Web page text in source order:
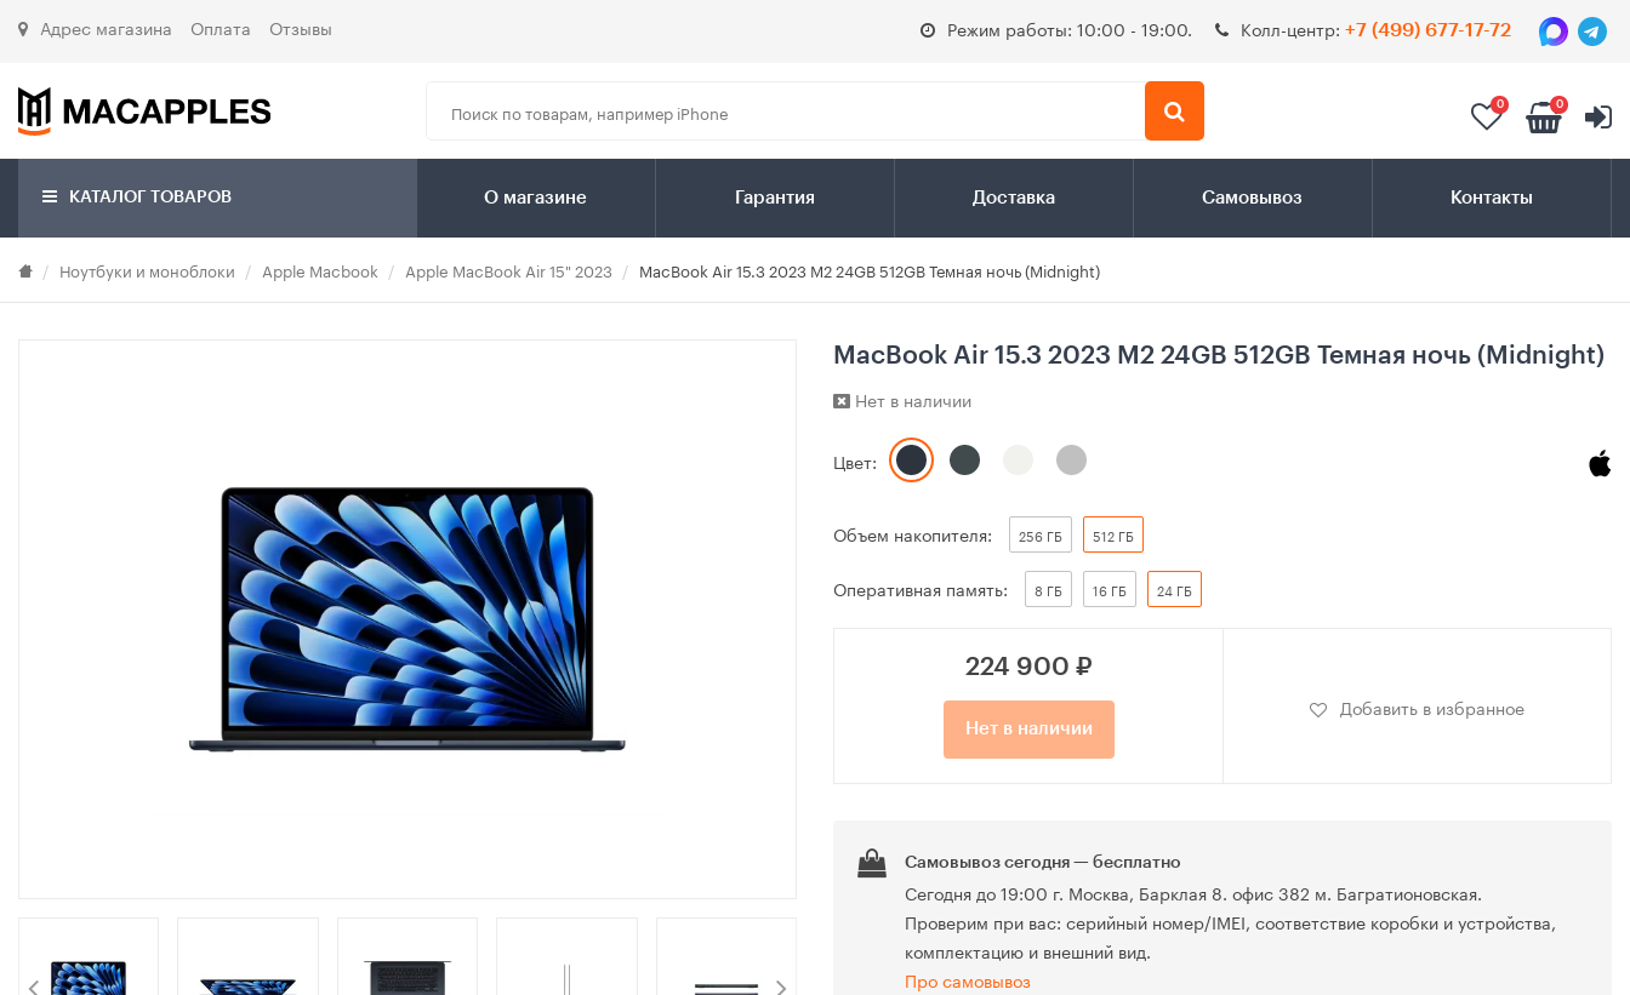
Адрес магазина Оплата Отзывы Режим работы: 10:00 - 19:00. Колл-центр: +7 (499) 677-17-72
0 0
КАТАЛОГ ТОВАРОВ О магазине Гарантия Доставка Самовывоз Контакты
Ноутбуки и моноблоки Apple Macbook Apple MacBook Air 15" 2023 MacBook Air 15.3 2023 M2 24GB 512GB Темная ночь (Midnight)
MacBook Air 15.3 2023 M2 24GB 512GB Темная ночь (Midnight)
Нет в наличии
Цвет:
Объем накопителя: 256 ГБ 512 ГБ
Оперативная память: 8 ГБ 16 ГБ 24 ГБ
224 900 ₽
Нет в наличии
Добавить в избранное
Самовывоз сегодня — бесплатно
Сегодня до 19:00 г. Москва, Барклая 8. офис 382 м. Багратионовская.
Проверим при вас: серийный номер/IMEI, соответствие коробки и устройства,
комплектацию и внешний вид.
Про самовывоз